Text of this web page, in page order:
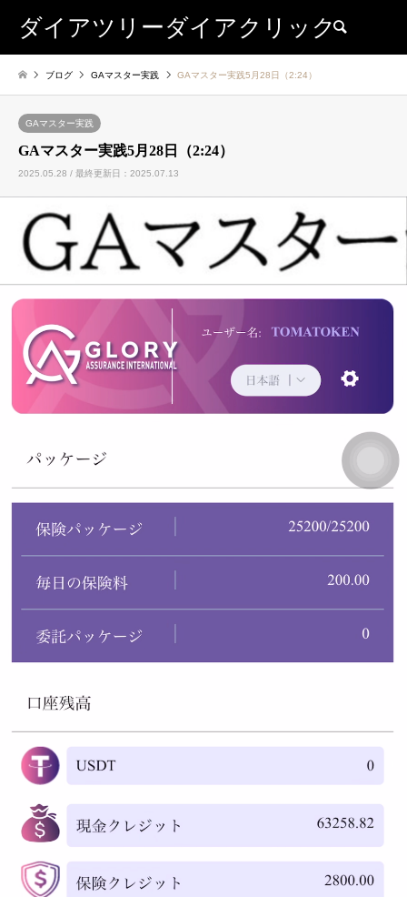
ダイアツリーダイアクリック
ブログ GAマスター実践 GAマスター実践5月28日（2:24）
GAマスター実践
GAマスター実践5月28日（2:24）
2025.05.28 / 最終更新日：2025.07.13